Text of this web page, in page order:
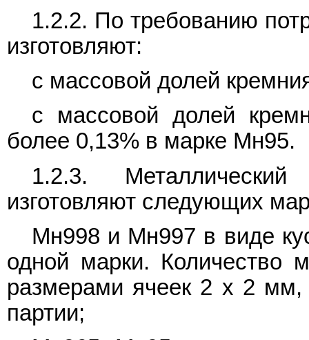
1.2.2. По требованию
изготовляют:
с массовой долей
с массовой долей
более 0,13% в марке Мн95.
1.2.3.
изготовляют следующих
Мн998 и Мн997 в виде
одной марки. Количество
размерами ячеек 2 x 2
партии;